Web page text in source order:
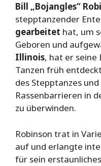
Bill „Bojangles“
stepptanzender
gearbeitet hat, um
Geboren und
Illinois, hat er seine
Tanzen früh
des Stepptanzes
Rassenbarrieren in
zu überwinden.
Robinson trat in
auf und erlangte
für sein